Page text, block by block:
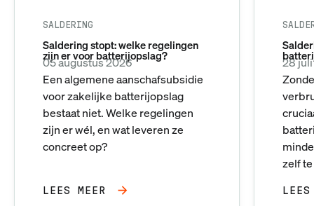
SALDERING
Saldering stopt: welke regelingen
zijn er voor batterijopslag?
05 augustus 2026
Een algemene aanschafsubsidie
voor zakelijke batterijopslag
bestaat niet. Welke regelingen
zijn er wél, en wat leveren ze
concreet op?
LEES MEER
28
zelf